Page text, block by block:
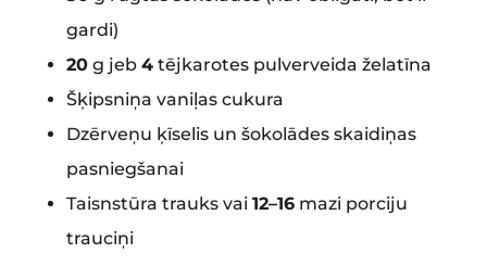
gardi)
20g jeb 4tējkarotes pulverveida želatīna
Šķipsniņa vaniļas cukura
Dzērveņu ķīselis un šokolādes skaidiņas
pasniegšanai
Taisnstūra trauks vai 12–16mazi porciju
trauciņi